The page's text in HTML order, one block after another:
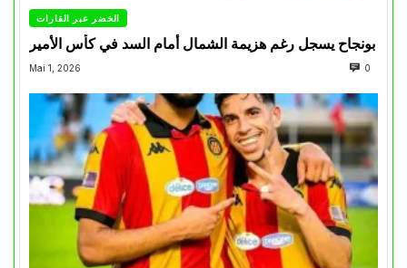
الخضر عبر القارات
بونجاح يسجل رغم هزيمة الشمال أمام السد في كأس الأمير
Mai 1, 2026 0